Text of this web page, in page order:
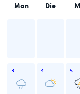
Mon Die
3 4 5